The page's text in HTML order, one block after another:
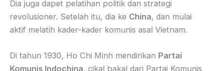
Dia juga dapet pelatihan politik dan strategi
revolusioner. Setelah itu, dia ke China, dan mulai
aktif melatih kader-kader komunis asal Vietnam.
Di tahun 1930, Ho Chi Minh mendirikan Partai
Komunis Indochina, cikal bakal dari Partai Komunis